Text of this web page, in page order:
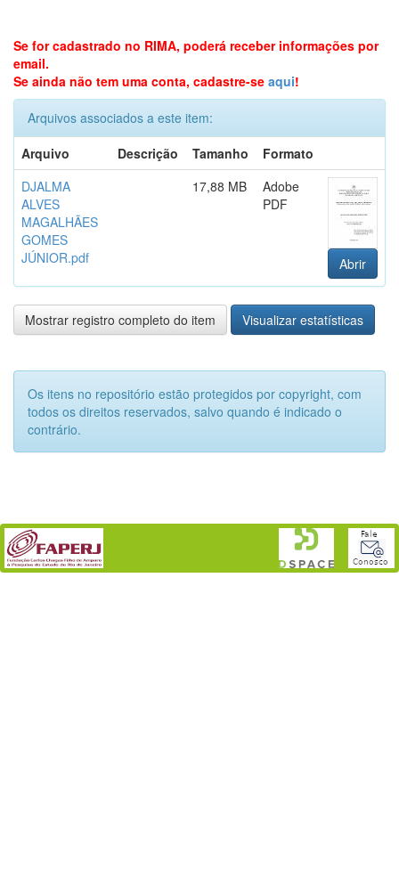
Se for cadastrado no RIMA, poderá receber informações por
email.
Se ainda não tem uma conta, cadastre-se aqui!
Arquivos associados a este item:
Arquivo
Descrição Tamanho
Formato
DJALMA
ALVES
MAGALHÃES
GOMES
JÚNIOR.pdf
17,88 MB
Adobe
PDF
Abrir
Mostrar registro completo do item Visualizar estatísticas
Os itens no repositório estão protegidos por copyright, com
todos os direitos reservados, salvo quando é indicado o
contrário.